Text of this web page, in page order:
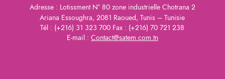
Adresse : Lotissment N° 80 zone industrielle Chotrana 2
Ariana Essoughra, 2081 Raoued, Tunis – Tunisie
Tél : (+216) 31 323 700 Fax : (+216) 70 721 238
E-mail : Contact@satem.com.tn